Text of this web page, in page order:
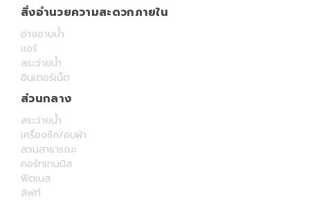
สิ่งอำนวยความสะดวกภายใน
อ่างอาบน้ำ
แอร์
สระว่ายน้ำ
อินเตอร์เน็ต
ส่วนกลาง
สระว่ายน้ำ
เครื่องซัก/อบผ้า
สวนสาธารณะ
คอร์ทเทนนิส
ฟิตเนส
ลิฟท์